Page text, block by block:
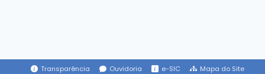
Transparência Ouvidoria e-SIC Mapa do Site